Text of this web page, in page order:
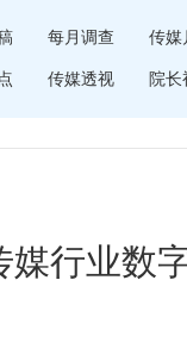
每月调查 传媒
传媒透视 院长
媒行业数